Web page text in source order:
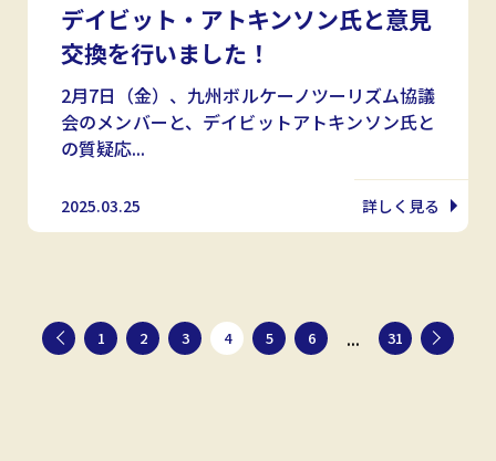
デイビット・アトキンソン氏と意見
交換を行いました！
2月7日（金）、九州ボルケーノツーリズム協議
会のメンバーと、デイビットアトキンソン氏と
の質疑応...
2025.03.25 詳しく見る
1 2 3 4 5 6 ... 31